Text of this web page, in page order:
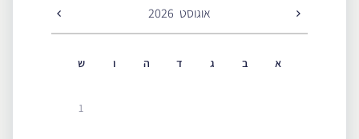
אוגוסט 2026
א ב ג ד ה ו ש
1